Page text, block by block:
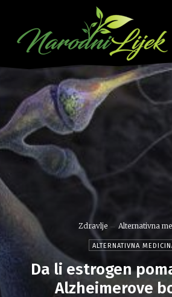
Zdravlje Alternativna
ALTERNATIVNA
Da li estrogen
Alzheimerove